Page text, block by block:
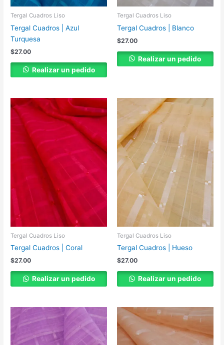
Tergal Cuadros Liso
Tergal Cuadros | Azul
Turquesa
$27.00
Realizar un pedido
Tergal Cuadros Liso
Tergal Cuadros | Blanco
$27.00
Realizar un pedido
Tergal Cuadros Liso
Tergal Cuadros | Coral
$27.00
Realizar un pedido
Tergal Cuadros Liso
Tergal Cuadros | Hueso
$27.00
Realizar un pedido